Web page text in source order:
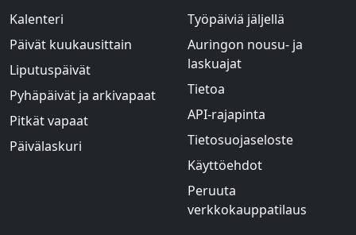
Kalenteri
Päivät kuukausittain
Liputuspäivät
Pyhäpäivät ja arkivapaat
Pitkät vapaat
Päivälaskuri
Työpäiviä jäljellä
Auringon nousu- ja
laskuajat
Tietoa
API-rajapinta
Tietosuojaseloste
Käyttöehdot
Peruuta
verkkokauppatilaus